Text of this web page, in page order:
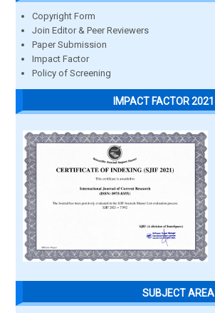
Copyright Form
Join Editor & Peer Reviewers
Paper Submission
Impact Factor
Policy of Screening
IMPACT FACTOR 2021
SUBJECT AREA